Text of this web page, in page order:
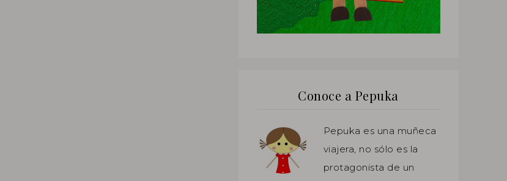
Conoce a Pepuka
Pepuka es una muñeca
viajera, no sólo es la
protagonista de un